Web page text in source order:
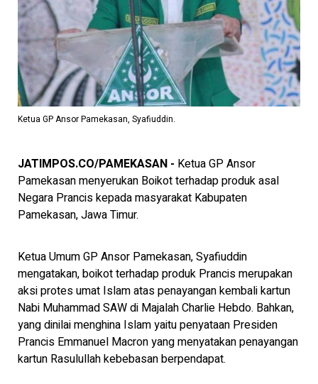
Ketua GP Ansor Pamekasan, Syafiuddin.
JATIMPOS.CO/PAMEKASAN - Ketua GP Ansor
Pamekasan menyerukan Boikot terhadap produk asal
Negara Prancis kepada masyarakat Kabupaten
Pamekasan, Jawa Timur.
Ketua Umum GP Ansor Pamekasan, Syafiuddin
mengatakan, boikot terhadap produk Prancis merupakan
aksi protes umat Islam atas penayangan kembali kartun
Nabi Muhammad SAW di Majalah Charlie Hebdo. Bahkan,
yang dinilai menghina Islam yaitu penyataan Presiden
Prancis Emmanuel Macron yang menyatakan penayangan
kartun Rasulullah kebebasan berpendapat.